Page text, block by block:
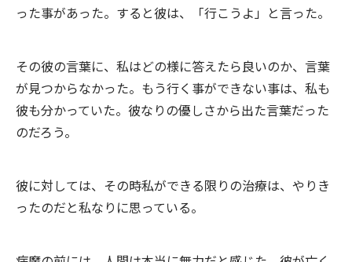
った事があった。すると彼は、「行こうよ」と言った。
その彼の言葉に、私はどの様に答えたら良いのか、言葉
が見つからなかった。もう行く事ができない事は、私も
彼も分かっていた。彼なりの優しさから出た言葉だった
のだろう。
彼に対しては、その時私ができる限りの治療は、やりき
ったのだと私なりに思っている。